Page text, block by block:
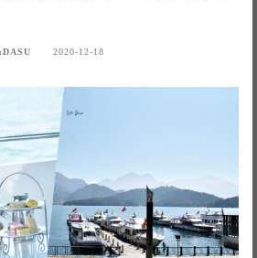
2020-12-18